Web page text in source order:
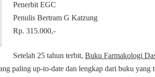
Penerbit EGC
Penulis Bertram G Katzung
Rp. 315.000,-
Setelah 25 tahun terbit, Buku Farmakologi
paling up-to-date dan lengkap dari buku yang